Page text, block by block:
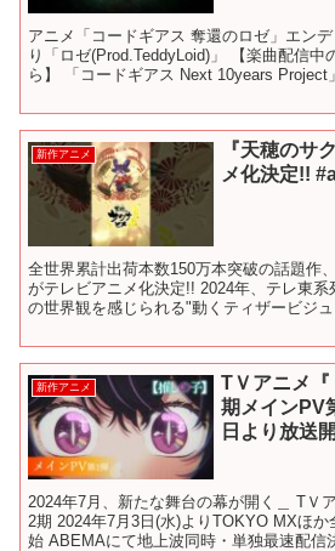
アニメ「コードギアス 奪還のロゼ」エン
り「ロゼ(Prod.TeddyLoid)」 【楽曲配信中
ら】 「コードギアス Next 10years Project
新作アニメ
『天穂のサ
メ化決定!!
全世界累計出荷本数150万本突破の話題作
がテレビアニメ化決定!! 2024年、テレ東系
の世界観を感じられる"動くティザービジュ
新作アニメ
TＶアニメ
期メインPV
日より放送開
2024年7月、新たな舞台の幕が開く＿ TＶ
2期 2024年7月3日(水)よりTOKYO MXほか
始 ABEMAにて地上波同時・単独最速配信